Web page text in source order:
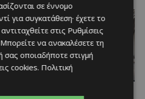
σε έννομο
για συγκατάθεση· έχετε το
στις Ρυθμίσεις
να ανακαλέσετε τη
σας οποιαδήποτε στιγμή
cookies. Πολιτική